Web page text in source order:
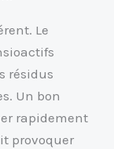
Le
résidus
Un bon
rapidement
provoquer